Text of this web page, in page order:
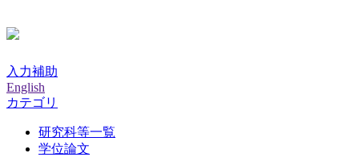
入力補助
English
カテゴリ
研究科等一覧
学位論文